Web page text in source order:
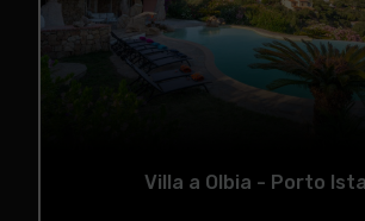
Villa a Olbia - Porto